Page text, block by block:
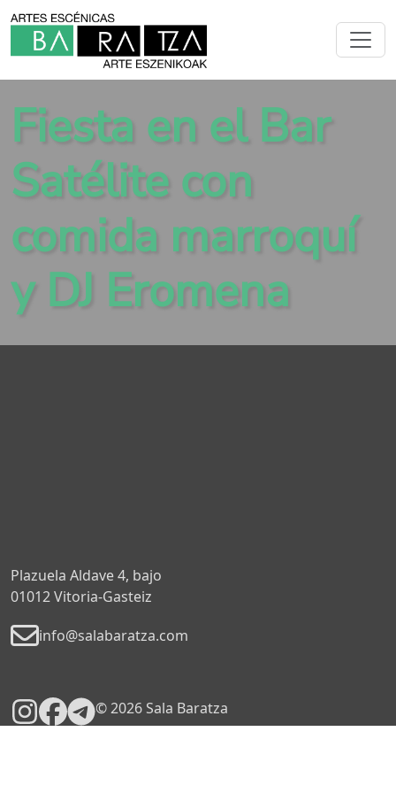
Fiesta en el Bar
Satélite con
comida marroquí
y DJ Eromena
Plazuela Aldave 4, bajo
01012 Vitoria-Gasteiz
info@salabaratza.com
© 2026 Sala Baratza